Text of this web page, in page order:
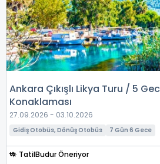
Ankara Çıkışlı Likya Turu / 5
Konaklaması
27.09.2026 - 03.10.2026
Gidiş Otobüs, Dönüş Otobüs 7 Gün 6 Gece
TatilBudur Öneriyor